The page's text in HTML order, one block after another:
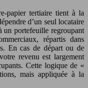
papier tertiaire tient à la
d’un seul locataire
un portefeuille regroupant
répartis dans
En cas de départ ou de
revenu est largement
Cette logique de «
mais appliquée à la